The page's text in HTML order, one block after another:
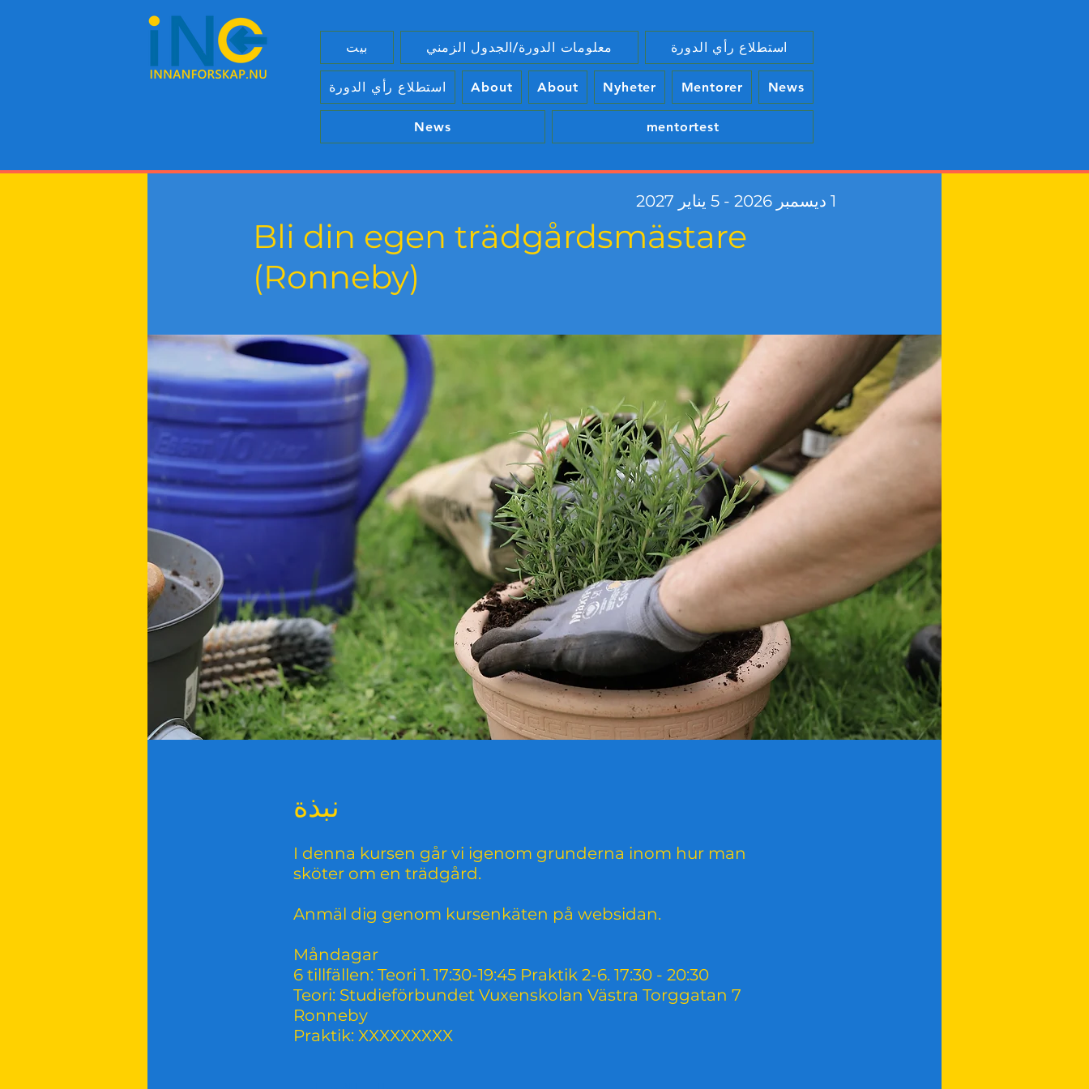
بيت معلومات الدورة/الجدول الزمني استطلاع رأي الدورة
استطلاع رأي الدورة About About Nyheter Mentorer News
News mentortest
Bli din egen trädgårdsmästare
(Ronneby)
1 ديسمبر 2026 - 5 يناير 2027
نبذة
I denna kursen går vi igenom grunderna inom hur man
sköter om en trädgård.
Anmäl dig genom kursenkäten på websidan.
Måndagar
6 tillfällen: Teori 1. 17:30-19:45 Praktik 2-6. 17:30 - 20:30
Teori: Studieförbundet Vuxenskolan Västra Torggatan 7
Ronneby
Praktik: XXXXXXXXX